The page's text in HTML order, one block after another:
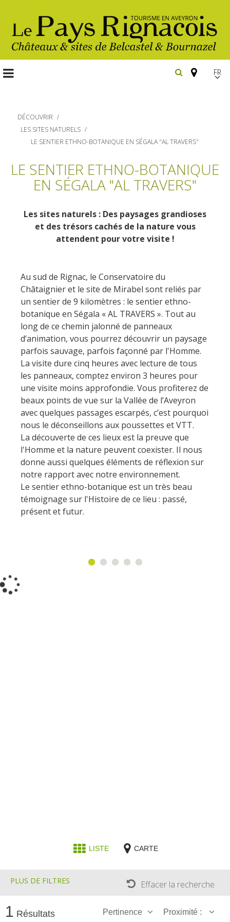
FR
Les
incontournables
Bournazel, village et château
Les sites naturels
en Ségala "Al travers"
La zone humide de Maymac
Les points de vues
Patrimoine &
curiosités
Le château et jardin de
Bournazel
Le château de Belcastel
La crypte d'Auzits
Le petit patrimoine
Visites & musées
Un Oeil sur le Passé à Rignac
Les visites accompagnées
L'espace Georges Rouquier
à Goutrens
Le musée de la forge à
Artistes et artisans d'art
Decazeville-Aubin
Randonnée
En vélo, à vtt
Loisirs d'eau
Activités
sportives
Aventure et jeux
Gîtes et locations
Hôtels et
tourisme
Chambres
d'hôtes
Campings
Hébergements
insolites
Camping car
La chataîgne
Les vignes
Les marchés et
foires
Recettes et
produits locaux
Découverte du
terroir
DÉCOUVRIR
LES SITES NATURELS
LE SENTIER ETHNO-BOTANIQUE EN SÉGALA "AL TRAVERS"
LE SENTIER ETHNO-BOTANIQUE
EN SÉGALA "AL TRAVERS"
Les sites naturels : Des paysages grandioses
et des trésors cachés de la nature vous
attendent pour votre visite !
Au sud de Rignac, le Conservatoire du
Châtaignier et le site de Mirabel sont reliés par
un sentier de 9 kilomètres : le sentier ethno-
botanique en Ségala « AL TRAVERS ». Tout au
long de ce chemin jalonné de panneaux
d’animation, vous pourrez découvrir un paysage
parfois sauvage, parfois façonné par l'Homme.
La visite dure cinq heures avec lecture de tous
les panneaux, comptez environ 3 heures pour
une visite moins approfondie. Vous profiterez de
beaux points de vue sur la Vallée de l’Aveyron
avec quelques passages escarpés, c’est pourquoi
nous le déconseillons aux poussettes et VTT.
La découverte de ces lieux est la preuve que
l'Homme et la nature peuvent coexister. Il nous
donne aussi quelques éléments de réflexion sur
notre rapport avec notre environnement.
Le sentier ethno-botanique est un très beau
témoignage sur l'Histoire de ce lieu : passé,
présent et futur.
LISTE CARTE
PLUS DE FILTRES Effacer la recherche
1 Résultats Pertinence Proximité :